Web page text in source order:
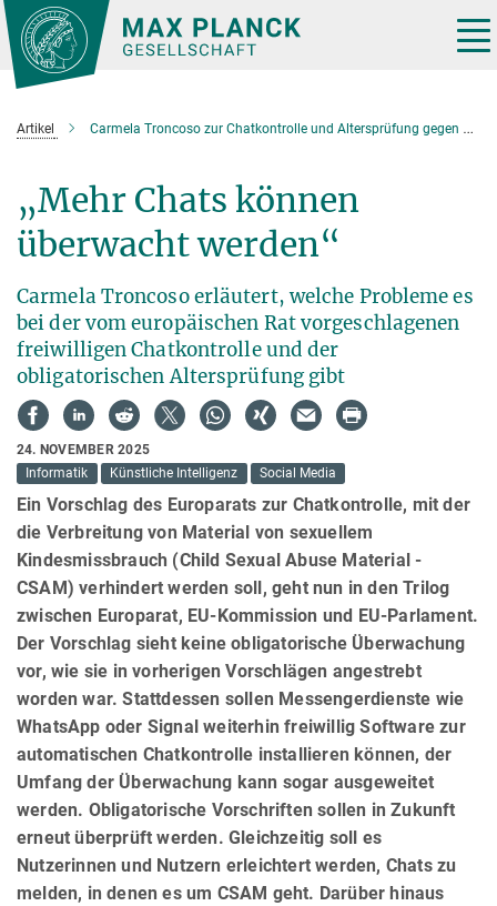
Hauptinhalt
Artikel Carmela Troncoso zur Chatkontrolle und Altersprüfung gegen die Verbreitung von Missbrauchsdarstellungen.
„Mehr Chats können
überwacht werden“
Carmela Troncoso erläutert, welche Probleme es
bei der vom europäischen Rat vorgeschlagenen
freiwilligen Chatkontrolle und der
obligatorischen Altersprüfung gibt
24. NOVEMBER 2025
Informatik
Künstliche Intelligenz Social Media
Ein Vorschlag des Europarats zur Chatkontrolle, mit der
die Verbreitung von Material von sexuellem
Kindesmissbrauch (Child Sexual Abuse Material -
CSAM) verhindert werden soll, geht nun in den Trilog
zwischen Europarat, EU-Kommission und EU-Parlament.
Der Vorschlag sieht keine obligatorische Überwachung
vor, wie sie in vorherigen Vorschlägen angestrebt
worden war. Stattdessen sollen Messengerdienste wie
WhatsApp oder Signal weiterhin freiwillig Software zur
automatischen Chatkontrolle installieren können, der
Umfang der Überwachung kann sogar ausgeweitet
werden. Obligatorische Vorschriften sollen in Zukunft
erneut überprüft werden. Gleichzeitig soll es
Nutzerinnen und Nutzern erleichtert werden, Chats zu
melden, in denen es um CSAM geht. Darüber hinaus